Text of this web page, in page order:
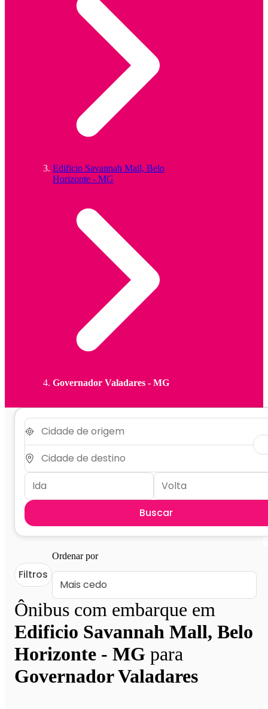
Edificio Savannah Mall, Belo
Horizonte - MG
Governador Valadares - MG
Buscar
Ônibus com embarque em
Edificio Savannah Mall, Belo
Horizonte - MG para
Governador Valadares
Filtros
Ordenar por